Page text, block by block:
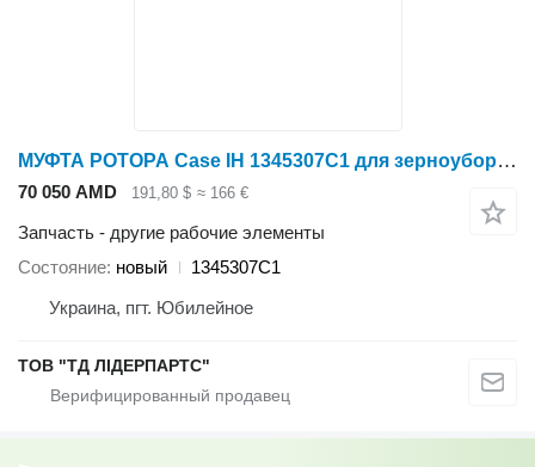
МУФТА РОТОРА Case IH 1345307C1 для зерноуборочного комбайна Case IH 1660,1666,2166,2366,1680,1688,2188,2388
70 050 AMD 191,80 $ ≈ 166 €
Запчасть - другие рабочие элементы
Состояние новый
1345307C1
Украина, пгт. Юбилейное
ТОВ "ТД ЛІДЕРПАРТС"